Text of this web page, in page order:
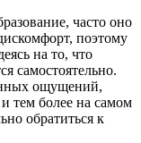
часто оно
поэтому
на то, что
самостоятельно.
ощущений,
тем более на самом
обратиться к